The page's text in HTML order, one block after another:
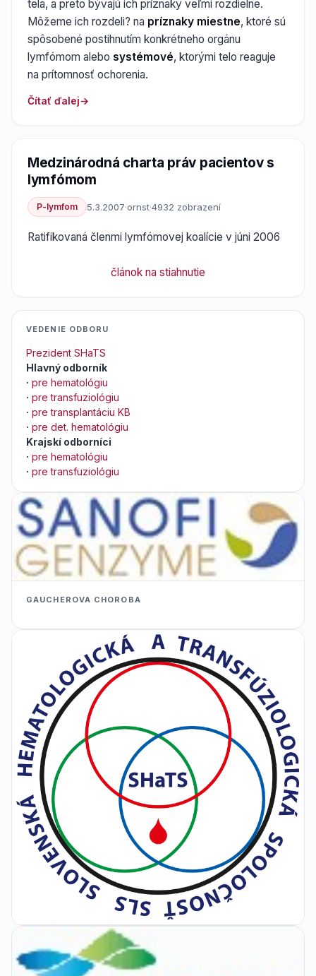
tela, a preto bývajú ich príznaky veľmi rozdielne.
Môžeme ich rozdeli? na príznaky miestne, ktoré sú
spôsobené postihnutím konkrétneho orgánu
lymfómom alebo systémové, ktorými telo reaguje
na prítomnosť ochorenia.
Čítať ďalej
Medzinárodná charta práv pacientov s
lymfómom
P-lymfom 5.3.2007·ornst·4932 zobrazení
Ratifikovaná členmi lymfómovej koalície v júni 2006
článok na stiahnutie
VEDENIE ODBORU
Prezident SHaTS
Hlavný odborník
· pre hematológiu
· pre transfuziológiu
· pre transplantáciu KB
· pre det. hematológiu
Krajskí odborníci
· pre hematológiu
· pre transfuziológiu
GAUCHEROVA CHOROBA